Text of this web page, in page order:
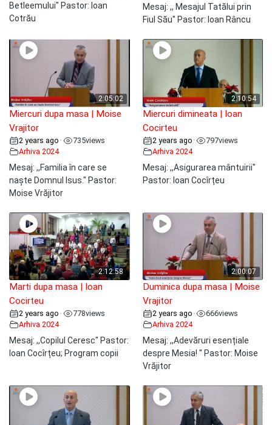
Betleemului" Pastor: Ioan
Cotrău
Mesaj: ,, Mesajul Tatălui prin
Fiul Său" Pastor: Ioan Râncu
2:05:02
Miercuri dupa masa | Moise
Vrajitor
2 years ago • 735views
Arhiva 2024
Mesaj: ,,Familia în care se
naște Domnul Isus." Pastor:
Moise Vrăjitor
2:10:54
Miercuri dimineata | Ioan
Cocirteu
2 years ago • 797views
Arhiva 2024
Mesaj: ,,Asigurarea mântuirii"
Pastor: Ioan Cocîrțeu
2:12:58
Marti dupa masa | Ioan
Cocirteu
2 years ago • 778views
Arhiva 2024
Mesaj: ,,Copilul Ceresc" Pastor:
Ioan Cocîrțeu; Program copii
2:00:07
Duminica dupa masa | Moise
Vrajitor
2 years ago • 666views
Arhiva 2024
Mesaj: ,,Adevăruri esențiale
despre Mesia! " Pastor: Moise
Vrăjitor